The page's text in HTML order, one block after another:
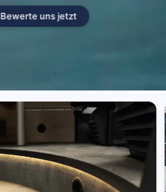
| Bewerte uns jetzt